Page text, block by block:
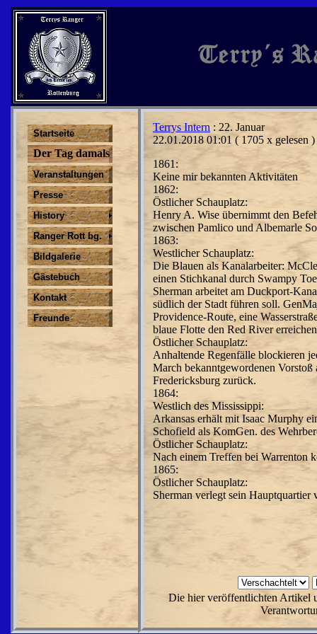
Startseite
Der Tag damals
Veranstaltungen
Presse
History
Ranger Rott bg.
Bildgalerie
Gästebuch
Kontakt
Freunde
Terrys Intern : 22. Januar
22.01.2018 01:01 ( 1705 x gelesen )
1861:
Keine mir bekannten Aktivitäten
1862:
Östlicher Schauplatz:
Henry A. Wise übernimmt den
zwi­schen Pamlico und Albemarle
1863:
Westlicher Schauplatz:
Die Blauen als Kanalarbeiter:
einen Stich­kanal durch Swampy
Sherman arbeitet am Duck­port-
süd­lich der Stadt führen soll.
Providence-Route, eine
blaue Flotte den Red River
Östlicher Schauplatz:
Anhaltende Regenfälle blockieren
March be­kanntgewordenen Vorstoß
Fredericksburg zurück.
1864:
Westlich des Mississippi:
Arkansas erhält mit Isaac Murphy
Schofield als KomGen. des
Östlicher Schauplatz:
Nach einem Treffen bei War­renton
1865:
Östlicher Schauplatz:
Sherman verlegt sein Haupt­quartier
Die hier veröffentlichten Artikel